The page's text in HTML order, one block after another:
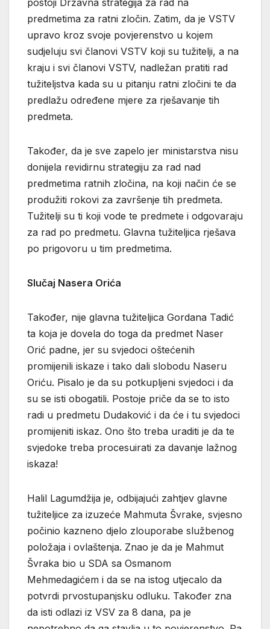
postoji Državna strategija za rad na
predmetima za ratni zločin. Zatim, da je VSTV
upravo kroz svoje povjerenstvo u kojem
sudjeluju svi članovi VSTV koji su tužitelji, a na
kraju i svi članovi VSTV, nadležan pratiti rad
tužiteljstva kada su u pitanju ratni zločini te da
predlažu određene mjere za rješavanje tih
predmeta.
Također, da je sve zapelo jer ministarstva nisu
donijela revidirnu strategiju za rad nad
predmetima ratnih zločina, na koji način će se
produžiti rokovi za završenje tih predmeta.
Tužitelji su ti koji vode te predmete i odgovaraju
za rad po predmetu. Glavna tužiteljica rješava
po prigovoru u tim predmetima.
Slučaj Nasera Orića
Također, nije glavna tužiteljica Gordana Tadić
ta koja je dovela do toga da predmet Naser
Orić padne, jer su svjedoci oštećenih
promijenili iskaze i tako dali slobodu Naseru
Oriću. Pisalo je da su potkupljeni svjedoci i da
su se isti obogatili. Postoje priče da se to isto
radi u predmetu Dudaković i da će i tu svjedoci
promijeniti iskaz. Ono što treba uraditi je da te
svjedoke treba procesuirati za davanje lažnog
iskaza!
Halil Lagumdžija je, odbijajući zahtjev glavne
tužiteljice za izuzeće Mahmuta Švrake, svjesno
počinio kazneno djelo zlouporabe službenog
položaja i ovlaštenja. Znao je da je Mahmut
Švraka bio u SDA sa Osmanom
Mehmedagićem i da se na istog utjecalo da
potvrdi prvostupanjsku odluku. Također zna
da isti odlazi iz VSV za 8 dana, pa je